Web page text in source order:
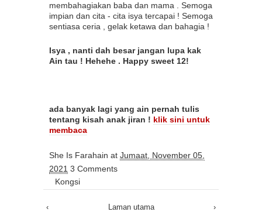
membahagiakan baba dan mama . Semoga
impian dan cita - cita isya tercapai ! Semoga
sentiasa ceria , gelak ketawa dan bahagia !
Isya , nanti dah besar jangan lupa kak
Ain tau ! Hehehe . Happy sweet 12!
ada banyak lagi yang ain pernah tulis
tentang kisah anak jiran ! klik sini untuk
membaca
She Is Farahain at Jumaat, November 05,
2021 3 Comments
Kongsi
‹ ›
Laman utama